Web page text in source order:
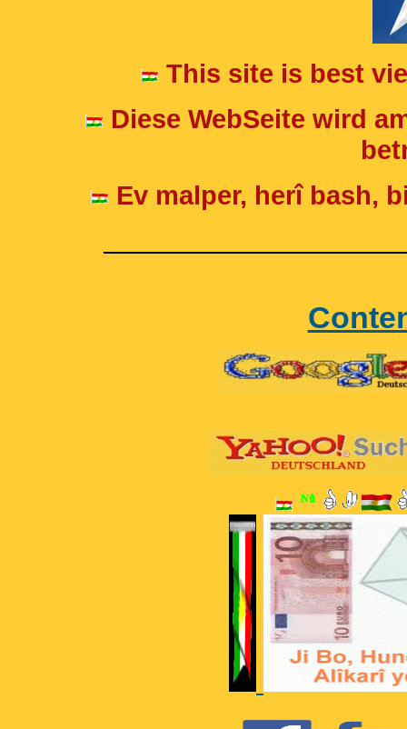
This site is best
Diese WebSeite wird
Ev malper, herî bash,